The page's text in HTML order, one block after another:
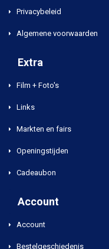
Privacybeleid
Algemene voorwaarden
Extra
Film + Foto's
Links
Markten en fairs
Openingstijden
Cadeaubon
Account
Account
Bestelgeschiedenis